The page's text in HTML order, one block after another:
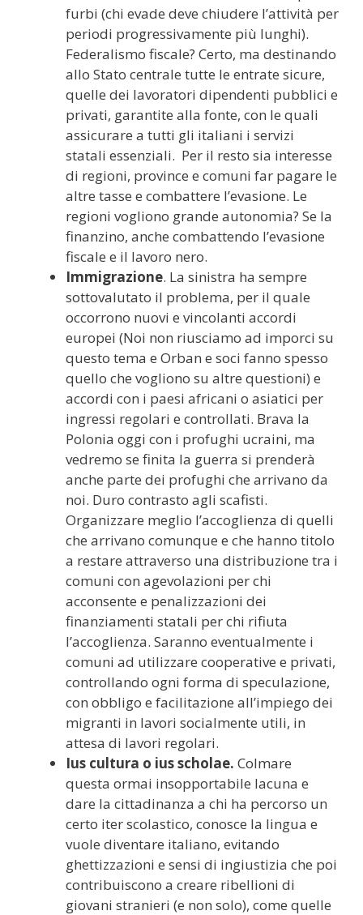
furbi (chi evade deve chiudere l’attività per
periodi progressivamente più lunghi).
Federalismo fiscale? Certo, ma destinando
allo Stato centrale tutte le entrate sicure,
quelle dei lavoratori dipendenti pubblici e
privati, garantite alla fonte, con le quali
assicurare a tutti gli italiani i servizi
statali essenziali. Per il resto sia interesse
di regioni, province e comuni far pagare le
altre tasse e combattere l’evasione. Le
regioni vogliono grande autonomia? Se la
finanzino, anche combattendo l’evasione
fiscale e il lavoro nero.
Immigrazione. La sinistra ha sempre
sottovalutato il problema, per il quale
occorrono nuovi e vincolanti accordi
europei (Noi non riusciamo ad imporci su
questo tema e Orban e soci fanno spesso
quello che vogliono su altre questioni) e
accordi con i paesi africani o asiatici per
ingressi regolari e controllati. Brava la
Polonia oggi con i profughi ucraini, ma
vedremo se finita la guerra si prenderà
anche parte dei profughi che arrivano da
noi. Duro contrasto agli scafisti.
Organizzare meglio l’accoglienza di quelli
che arrivano comunque e che hanno titolo
a restare attraverso una distribuzione tra i
comuni con agevolazioni per chi
acconsente e penalizzazioni dei
finanziamenti statali per chi rifiuta
l’accoglienza. Saranno eventualmente i
comuni ad utilizzare cooperative e privati,
controllando ogni forma di speculazione,
con obbligo e facilitazione all’impiego dei
migranti in lavori socialmente utili, in
attesa di lavori regolari.
Ius cultura o ius scholae. Colmare
questa ormai insopportabile lacuna e
dare la cittadinanza a chi ha percorso un
certo iter scolastico, conosce la lingua e
vuole diventare italiano, evitando
ghettizzazioni e sensi di ingiustizia che poi
contribuiscono a creare ribellioni di
giovani stranieri (e non solo), come quelle